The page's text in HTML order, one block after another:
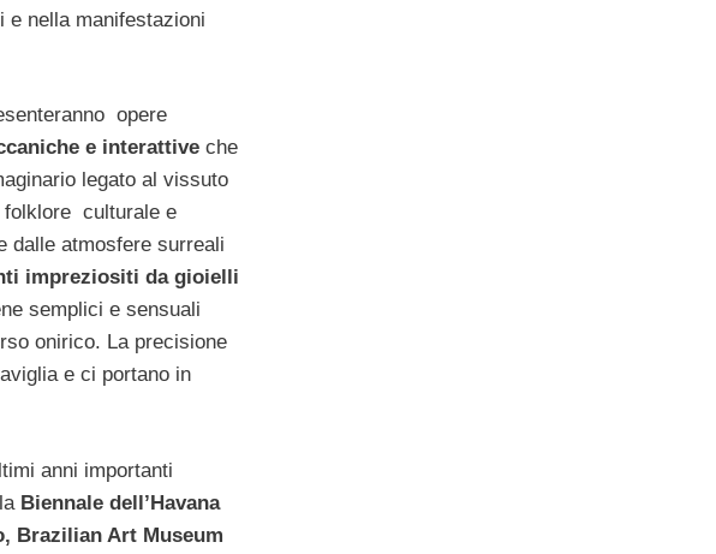
e nella manifestazioni
opere
e interattive che
legato al vissuto
folklore culturale e
dalle atmosfere surreali
impreziositi da gioielli
semplici e sensuali
onirico. La precisione
e ci portano in
anni importanti
Biennale dell’Havana
Brazilian Art Museum